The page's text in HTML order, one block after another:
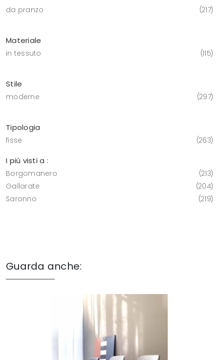
da pranzo 217
Materiale
in tessuto 115
Stile
moderne 297
Tipologia
fisse 263
I più visti a :
Borgomanero
213
Gallarate
204
Saronno
219
Guarda anche: